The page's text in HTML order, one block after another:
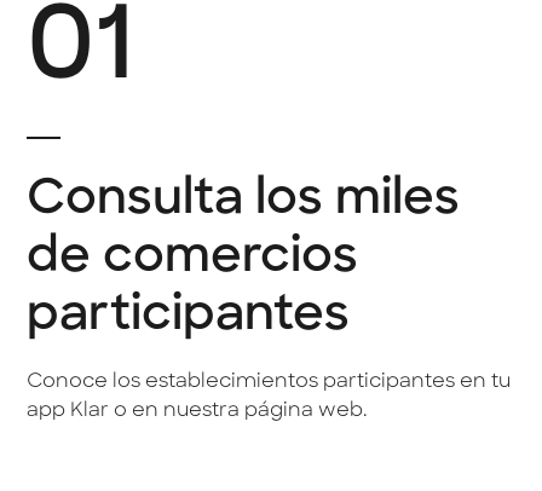
01
Consulta los miles
de comercios
participantes
Conoce los establecimientos participantes en tu
app Klar o en nuestra página web.